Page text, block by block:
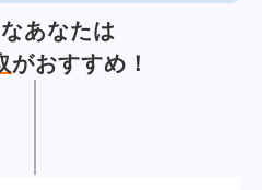
あなたは
がおすすめ！